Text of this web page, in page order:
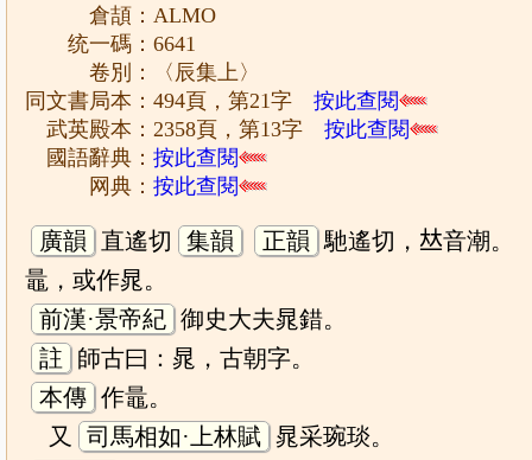
倉頡：ALMO
统一碼：6641
卷別：〈辰集上〉
同文書局本：494頁，第21字按此查閱
武英殿本：2358頁，第13字按此查閱
國語辭典：按此查閱
网典：按此查閱
廣韻 直遙切 集韻 正韻 馳遙切，𠀤音潮。
鼂，或作晁。
前漢·景帝紀 御史大夫晁錯。
註
師古曰：晁，古朝字。
本傳 作鼂。
又
司馬相如·上林賦 晁采琬琰。